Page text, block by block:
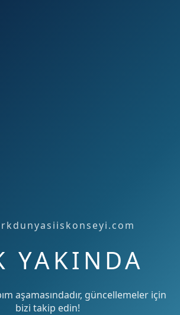
YAKINDA
aşamasındadır, güncellemeler için
bizi takip edin!